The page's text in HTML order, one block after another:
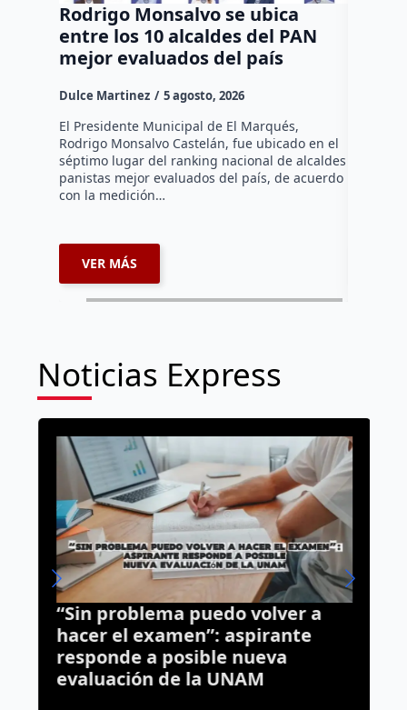
Rodrigo Monsalvo se ubica
entre los 10 alcaldes del PAN
mejor evaluados del país
Dulce Martinez 5 agosto, 2026
El Presidente Municipal de El Marqués,
Rodrigo Monsalvo Castelán, fue ubicado en el
séptimo lugar del ranking nacional de alcaldes
panistas mejor evaluados del país, de acuerdo
con la medición…
VER MÁS
Noticias Express
“Sin problema puedo volver a
hacer el examen”: aspirante
responde a posible nueva
evaluación de la UNAM